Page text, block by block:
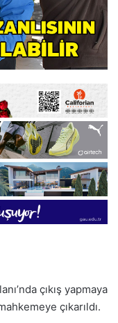
çıkış yapmaya
çıkarıldı.